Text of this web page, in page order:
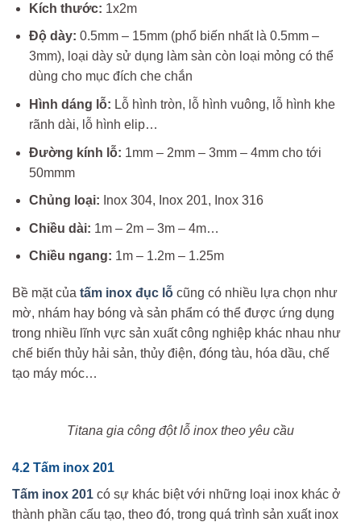
Kích thước: 1x2m
Độ dày: 0.5mm – 15mm (phổ biến nhất là 0.5mm –
3mm), loại dày sử dụng làm sàn còn loại mỏng có thể
dùng cho mục đích che chắn
Hình dáng lỗ: Lỗ hình tròn, lỗ hình vuông, lỗ hình khe
rãnh dài, lỗ hình elip…
Đường kính lỗ: 1mm – 2mm – 3mm – 4mm cho tới
50mmm
Chủng loại: Inox 304, Inox 201, Inox 316
Chiều dài: 1m – 2m – 3m – 4m…
Chiều ngang: 1m – 1.2m – 1.25m
Bề mặt của tấm inox đục lỗ cũng có nhiều lựa chọn như
mờ, nhám hay bóng và sản phẩm có thể được ứng dụng
trong nhiều lĩnh vực sản xuất công nghiệp khác nhau như
chế biến thủy hải sản, thủy điện, đóng tàu, hóa dầu, chế
tạo máy móc…
Titana gia công đột lỗ inox theo yêu cầu
4.2 Tấm inox 201
Tấm inox 201 có sự khác biệt với những loại inox khác ở
thành phần cấu tạo, theo đó, trong quá trình sản xuất inox